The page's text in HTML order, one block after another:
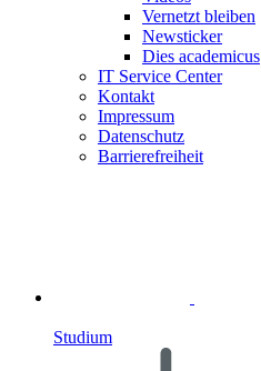
Vernetzt bleiben
Newsticker
Dies academicus
IT Service Center
Kontakt
Impressum
Datenschutz
Barrierefreiheit
Studium